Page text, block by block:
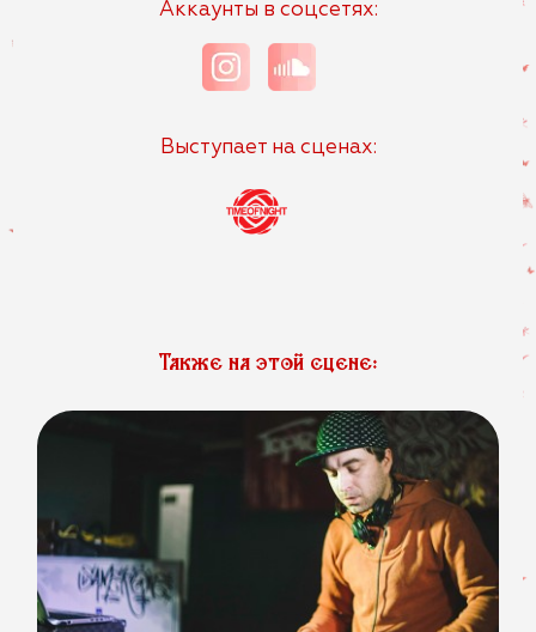
Аккаунты в соцсетях:
Выступает на сценах:
Также на этой сцене: